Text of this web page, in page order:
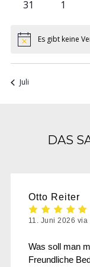
0
31
01
HinweisEs gibt keine
Juli
DAS
Otto Reiter
11. Juni 2026 via
Was soll man
Freundliche